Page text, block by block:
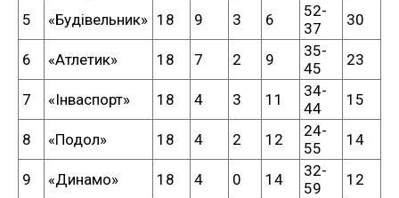
5 «Будівельник» 18 9 3 6
52-
37
30
6 «Атлетик» 18 7 2 9
35-
45
23
7 «Інваспорт» 18 4 3 11
34-
44
15
8 «Подол» 18 4 2 12
24-
55
14
9 «Динамо» 18 4 0 14
32-
59
12